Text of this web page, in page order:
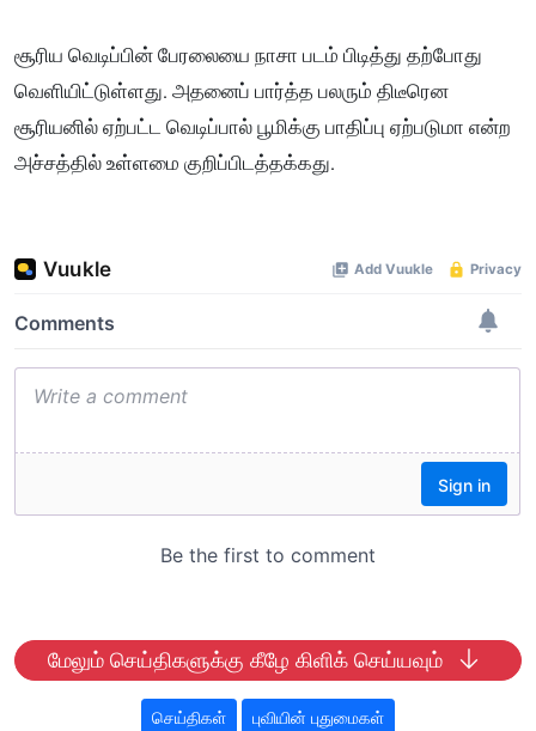
சூரிய வெடிப்பின் பேரலையை நாசா படம் பிடித்து தற்போது
வெளியிட்டுள்ளது. அதனைப் பார்த்த பலரும் திடீரென
சூரியனில் ஏற்பட்ட வெடிப்பால் பூமிக்கு பாதிப்பு ஏற்படுமா என்ற
அச்சத்தில் உள்ளமை குறிப்பிடத்தக்கது.
மேலும் செய்திகளுக்கு கீழே கிளிக் செய்யவும்
செய்திகள் புவியின் புதுமைகள்